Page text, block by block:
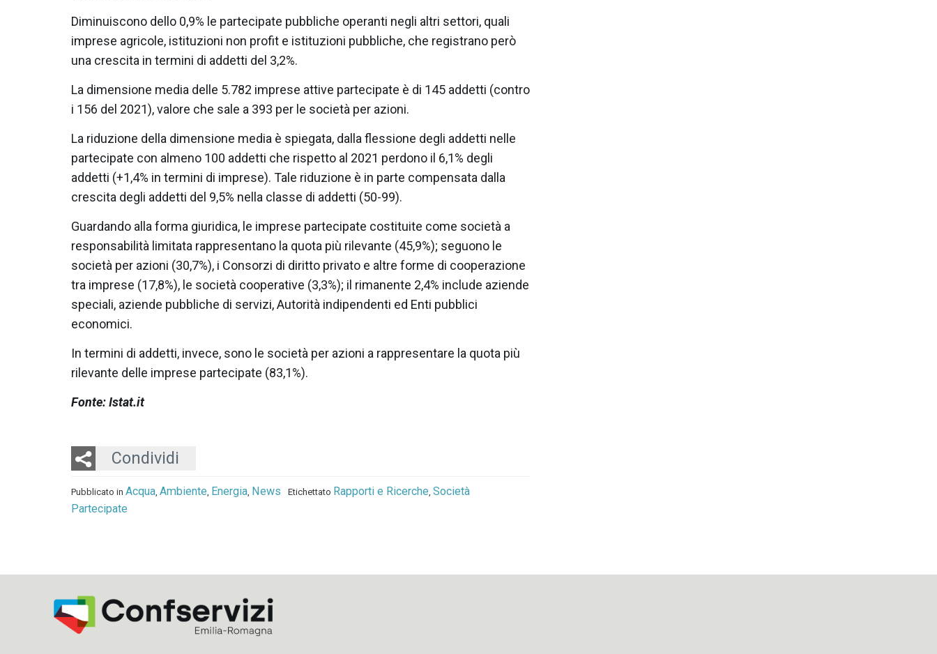
Diminuiscono dello 0,9% le partecipate pubbliche operanti negli altri settori, quali
imprese agricole, istituzioni non profit e istituzioni pubbliche, che registrano però
una crescita in termini di addetti del 3,2%.
La dimensione media delle 5.782 imprese attive partecipate è di 145 addetti (contro
i 156 del 2021), valore che sale a 393 per le società per azioni.
La riduzione della dimensione media è spiegata, dalla flessione degli addetti nelle
partecipate con almeno 100 addetti che rispetto al 2021 perdono il 6,1% degli
addetti (+1,4% in termini di imprese). Tale riduzione è in parte compensata dalla
crescita degli addetti del 9,5% nella classe di addetti (50-99).
Guardando alla forma giuridica, le imprese partecipate costituite come società a
responsabilità limitata rappresentano la quota più rilevante (45,9%); seguono le
società per azioni (30,7%), i Consorzi di diritto privato e altre forme di cooperazione
tra imprese (17,8%), le società cooperative (3,3%); il rimanente 2,4% include aziende
speciali, aziende pubbliche di servizi, Autorità indipendenti ed Enti pubblici
economici.
In termini di addetti, invece, sono le società per azioni a rappresentare la quota più
rilevante delle imprese partecipate (83,1%).
Fonte: Istat.it
Condividi
Twitter
LinkedIn
Email
Pubblicato in Acqua, Ambiente, Energia, News Etichettato Rapporti e Ricerche, Società
Partecipate